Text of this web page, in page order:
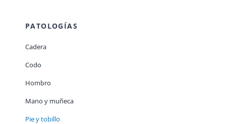
PATOLOGÍAS
Cadera
Codo
Hombro
Mano y muñeca
Pie y tobillo